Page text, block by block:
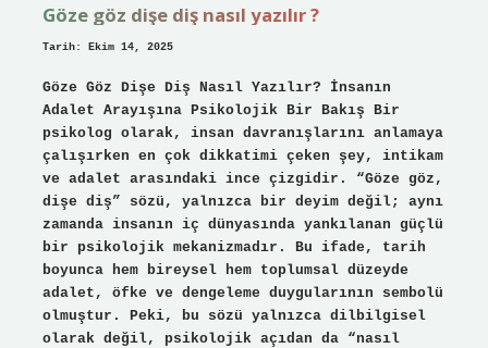
Göze göz dişe diş nasıl yazılır ?
Tarih: Ekim 14, 2025
Göze Göz Dişe Diş Nasıl Yazılır? İnsanın
Adalet Arayışına Psikolojik Bir Bakış Bir
psikolog olarak, insan davranışlarını anlamaya
çalışırken en çok dikkatimi çeken şey, intikam
ve adalet arasındaki ince çizgidir. “Göze göz,
dişe diş” sözü, yalnızca bir deyim değil; aynı
zamanda insanın iç dünyasında yankılanan güçlü
bir psikolojik mekanizmadır. Bu ifade, tarih
boyunca hem bireysel hem toplumsal düzeyde
adalet, öfke ve dengeleme duygularının sembolü
olmuştur. Peki, bu sözü yalnızca dilbilgisel
olarak değil, psikolojik açıdan da “nasıl